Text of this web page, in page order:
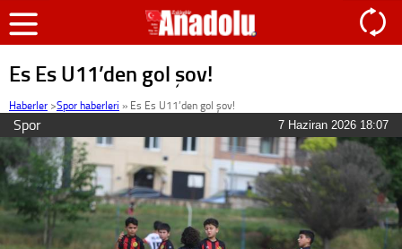
Es Es U11’den gol şov!
Haberler >Spor haberleri » Es Es U11’den gol şov!
Spor 7 Haziran 2026 18:07